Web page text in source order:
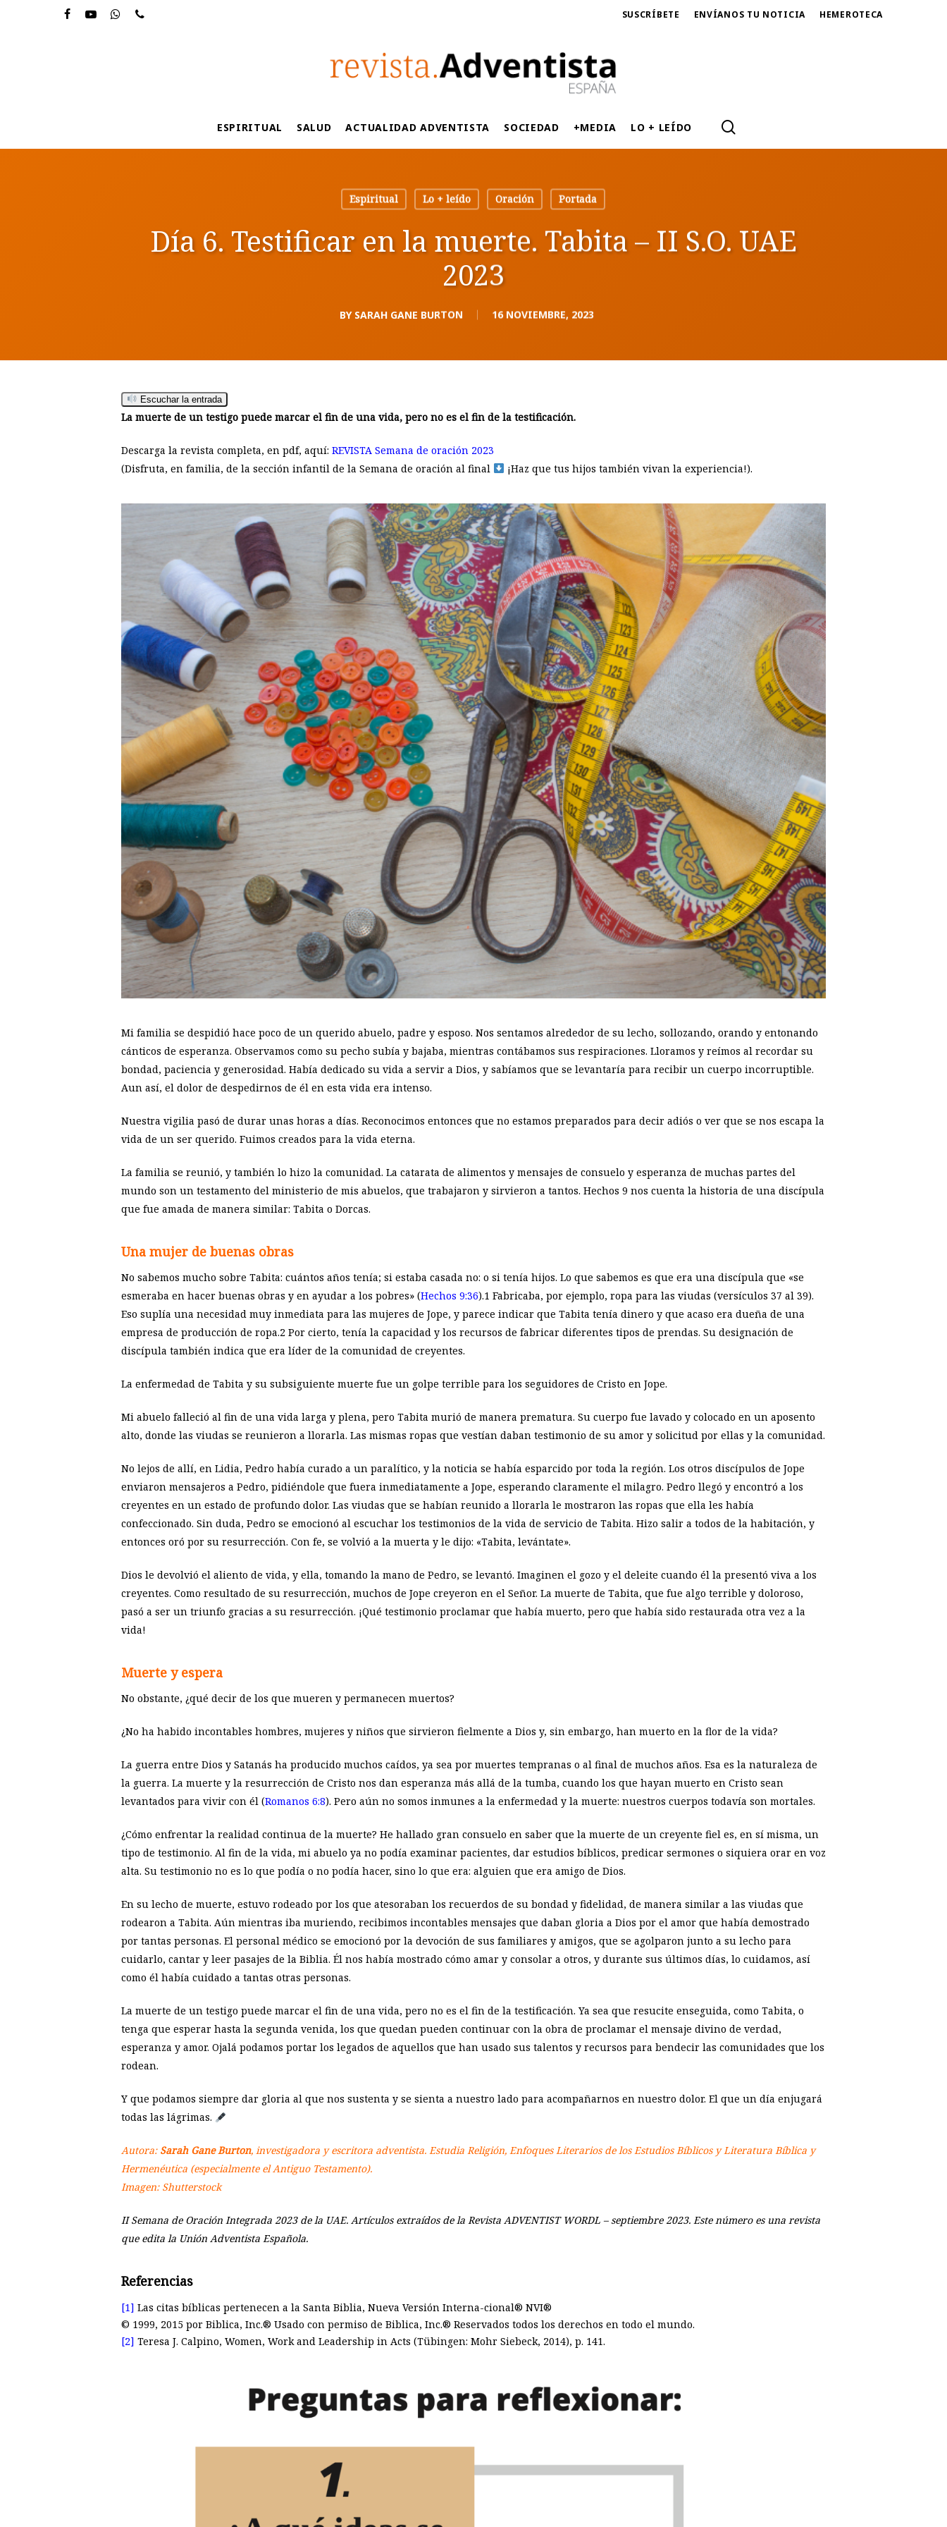
SUSCRÍBETE ENVÍANOS TU NOTICIA HEMEROTECA
Hit enter to search or ESC to close
ESPIRITUAL SALUD ACTUALIDAD ADVENTISTA SOCIEDAD +MEDIA LO + LEÍDO
Espiritual Lo + leído Oración Portada
Día 6. Testificar en la muerte. Tabita – II S.O. UAE
2023
BY SARAH GANE BURTON 16 NOVIEMBRE, 2023
Escuchar la entrada
La muerte de un testigo puede marcar el fin de una vida, pero no es el fin de la testificación.
Descarga la revista completa, en pdf, aquí: REVISTA Semana de oración 2023
(Disfruta, en familia, de la sección infantil de la Semana de oración al final
¡Haz que tus hijos también vivan la experiencia!).
Mi familia se despidió hace poco de un querido abuelo, padre y esposo. Nos sentamos alrededor de su lecho, sollozando, orando y entonando
cánticos de esperanza. Observamos como su pecho subía y bajaba, mientras contábamos sus respiraciones. Lloramos y reímos al recordar su
bondad, paciencia y generosidad. Había dedicado su vida a servir a Dios, y sabíamos que se levantaría para recibir un cuerpo incorruptible.
Aun así, el dolor de despedirnos de él en esta vida era intenso.
Nuestra vigilia pasó de durar unas horas a días. Reconocimos entonces que no estamos preparados para decir adiós o ver que se nos escapa la
vida de un ser querido. Fuimos creados para la vida eterna.
La familia se reunió, y también lo hizo la comunidad. La catarata de alimentos y mensajes de consuelo y esperanza de muchas partes del
mundo son un testamento del ministerio de mis abuelos, que trabajaron y sirvieron a tantos. Hechos 9 nos cuenta la historia de una discípula
que fue amada de manera similar: Tabita o Dorcas.
Una mujer de buenas obras
No sabemos mucho sobre Tabita: cuántos años tenía; si estaba casada no: o si tenía hijos. Lo que sabemos es que era una discípula que «se
esmeraba en hacer buenas obras y en ayudar a los pobres» (Hechos 9:36).1 Fabricaba, por ejemplo, ropa para las viudas (versículos 37 al 39).
Eso suplía una necesidad muy inmediata para las mujeres de Jope, y parece indicar que Tabita tenía dinero y que acaso era dueña de una
empresa de producción de ropa.2 Por cierto, tenía la capacidad y los recursos de fabricar diferentes tipos de prendas. Su designación de
discípula también indica que era líder de la comunidad de creyentes.
La enfermedad de Tabita y su subsiguiente muerte fue un golpe terrible para los seguidores de Cristo en Jope.
Mi abuelo falleció al fin de una vida larga y plena, pero Tabita murió de manera prematura. Su cuerpo fue lavado y colocado en un aposento
alto, donde las viudas se reunieron a llorarla. Las mismas ropas que vestían daban testimonio de su amor y solicitud por ellas y la comunidad.
No lejos de allí, en Lidia, Pedro había curado a un paralítico, y la noticia se había esparcido por toda la región. Los otros discípulos de Jope
enviaron mensajeros a Pedro, pidiéndole que fuera inmediatamente a Jope, esperando claramente el milagro. Pedro llegó y encontró a los
creyentes en un estado de profundo dolor. Las viudas que se habían reunido a llorarla le mostraron las ropas que ella les había
confeccionado. Sin duda, Pedro se emocionó al escuchar los testimonios de la vida de servicio de Tabita. Hizo salir a todos de la habitación, y
entonces oró por su resurrección. Con fe, se volvió a la muerta y le dijo: «Tabita, levántate».
Dios le devolvió el aliento de vida, y ella, tomando la mano de Pedro, se levantó. Imaginen el gozo y el deleite cuando él la presentó viva a los
creyentes. Como resultado de su resurrección, muchos de Jope creyeron en el Señor. La muerte de Tabita, que fue algo terrible y doloroso,
pasó a ser un triunfo gracias a su resurrección. ¡Qué testimonio proclamar que había muerto, pero que había sido restaurada otra vez a la
vida!
Muerte y espera
No obstante, ¿qué decir de los que mueren y permanecen muertos?
¿No ha habido incontables hombres, mujeres y niños que sirvieron fielmente a Dios y, sin embargo, han muerto en la flor de la vida?
La guerra entre Dios y Satanás ha producido muchos caídos, ya sea por muertes tempranas o al final de muchos años. Esa es la naturaleza de
la guerra. La muerte y la resurrección de Cristo nos dan esperanza más allá de la tumba, cuando los que hayan muerto en Cristo sean
levantados para vivir con él (Romanos 6:8). Pero aún no somos inmunes a la enfermedad y la muerte: nuestros cuerpos todavía son mortales.
¿Cómo enfrentar la realidad continua de la muerte? He hallado gran consuelo en saber que la muerte de un creyente fiel es, en sí misma, un
tipo de testimonio. Al fin de la vida, mi abuelo ya no podía examinar pacientes, dar estudios bíblicos, predicar sermones o siquiera orar en voz
alta. Su testimonio no es lo que podía o no podía hacer, sino lo que era: alguien que era amigo de Dios.
En su lecho de muerte, estuvo rodeado por los que atesoraban los recuerdos de su bondad y fidelidad, de manera similar a las viudas que
rodearon a Tabita. Aún mientras iba muriendo, recibimos incontables mensajes que daban gloria a Dios por el amor que había demostrado
por tantas personas. El personal médico se emocionó por la devoción de sus familiares y amigos, que se agolparon junto a su lecho para
cuidarlo, cantar y leer pasajes de la Biblia. Él nos había mostrado cómo amar y consolar a otros, y durante sus últimos días, lo cuidamos, así
como él había cuidado a tantas otras personas.
La muerte de un testigo puede marcar el fin de una vida, pero no es el fin de la testificación. Ya sea que resucite enseguida, como Tabita, o
tenga que esperar hasta la segunda venida, los que quedan pueden continuar con la obra de proclamar el mensaje divino de verdad,
esperanza y amor. Ojalá podamos portar los legados de aquellos que han usado sus talentos y recursos para bendecir las comunidades que los
rodean.
Y que podamos siempre dar gloria al que nos sustenta y se sienta a nuestro lado para acompañarnos en nuestro dolor. El que un día enjugará
todas las lágrimas.
Autora: Sarah Gane Burton, investigadora y escritora adventista. Estudia Religión, Enfoques Literarios de los Estudios Bíblicos y Literatura Bíblica y
Hermenéutica (especialmente el Antiguo Testamento).
Imagen: Shutterstock
II Semana de Oración Integrada 2023 de la UAE. Artículos extraídos de la Revista ADVENTIST WORDL – septiembre 2023. Este número es una revista
que edita la Unión Adventista Española.
Referencias
[1] Las citas bíblicas pertenecen a la Santa Biblia, Nueva Versión Interna-cional® NVI®
© 1999, 2015 por Biblica, Inc.® Usado con permiso de Biblica, Inc.® Reservados todos los derechos en todo el mundo.
[2] Teresa J. Calpino, Women, Work and Leadership in Acts (Tübingen: Mohr Siebeck, 2014), p. 141.